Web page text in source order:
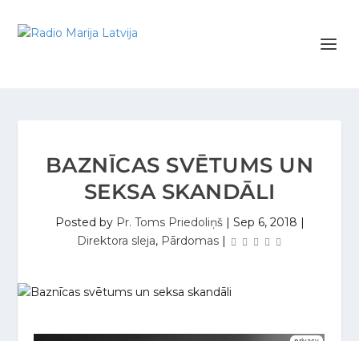
BAZNĪCAS SVĒTUMS UN
SEKSA SKANDĀLI
Posted by Pr. Toms Priedoliņš| Sep 6, 2018 |
Direktora sleja, Pārdomas |